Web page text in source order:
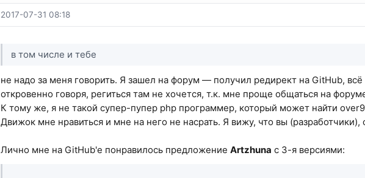
2017-07-31 08:18
в том числе и тебе
не надо за меня говорить. Я зашел на форум — получил редирект на GitHub,
откровенно говоря, региться там не хочется, т.к. мне проще общаться на
К тому же, я не такой супер-пупер php программер, который может найти
Движок мне нравиться и мне на него не насрать. Я вижу, что вы (разработчики),
Лично мне на GitHub'е понравилось предложение Artzhuna с 3-я версиями: